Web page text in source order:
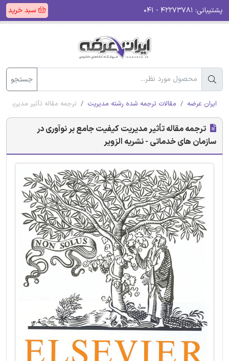
پشتیبانی: سبد خرید
جستجو
ایران عرضه مقالات ترجمه شده رشته مدیریت ترجمه مقاله تأثیر
ترجمه مقاله تأثیر مدیریت کیفیت جامع بر نوآوری در
سازمان های خدماتی - نشریه الزویر